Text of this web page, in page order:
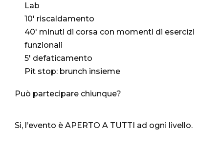
Lab
10′ riscaldamento
40′ minuti di corsa con momenti di esercizi
funzionali
5′ defaticamento
Pit stop: brunch insieme
Può partecipare chiunque?
Si, l’evento è APERTO A TUTTI ad ogni livello.